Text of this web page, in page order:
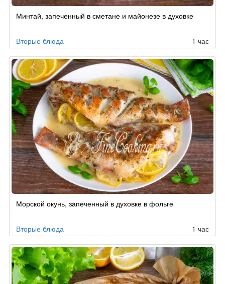
Минтай, запеченный в сметане и майонезе в духовке
Вторые блюда 1 час
Морской окунь, запеченный в духовке в фольге
Вторые блюда 1 час